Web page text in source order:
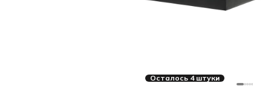
Осталось 4 штуки